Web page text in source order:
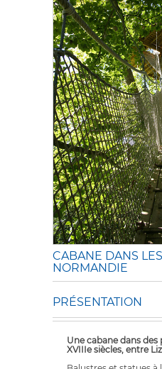
CABANE DANS
NORMANDIE
PRÉSENTATION
Une cabane dans
XVIIIe siècles, entre